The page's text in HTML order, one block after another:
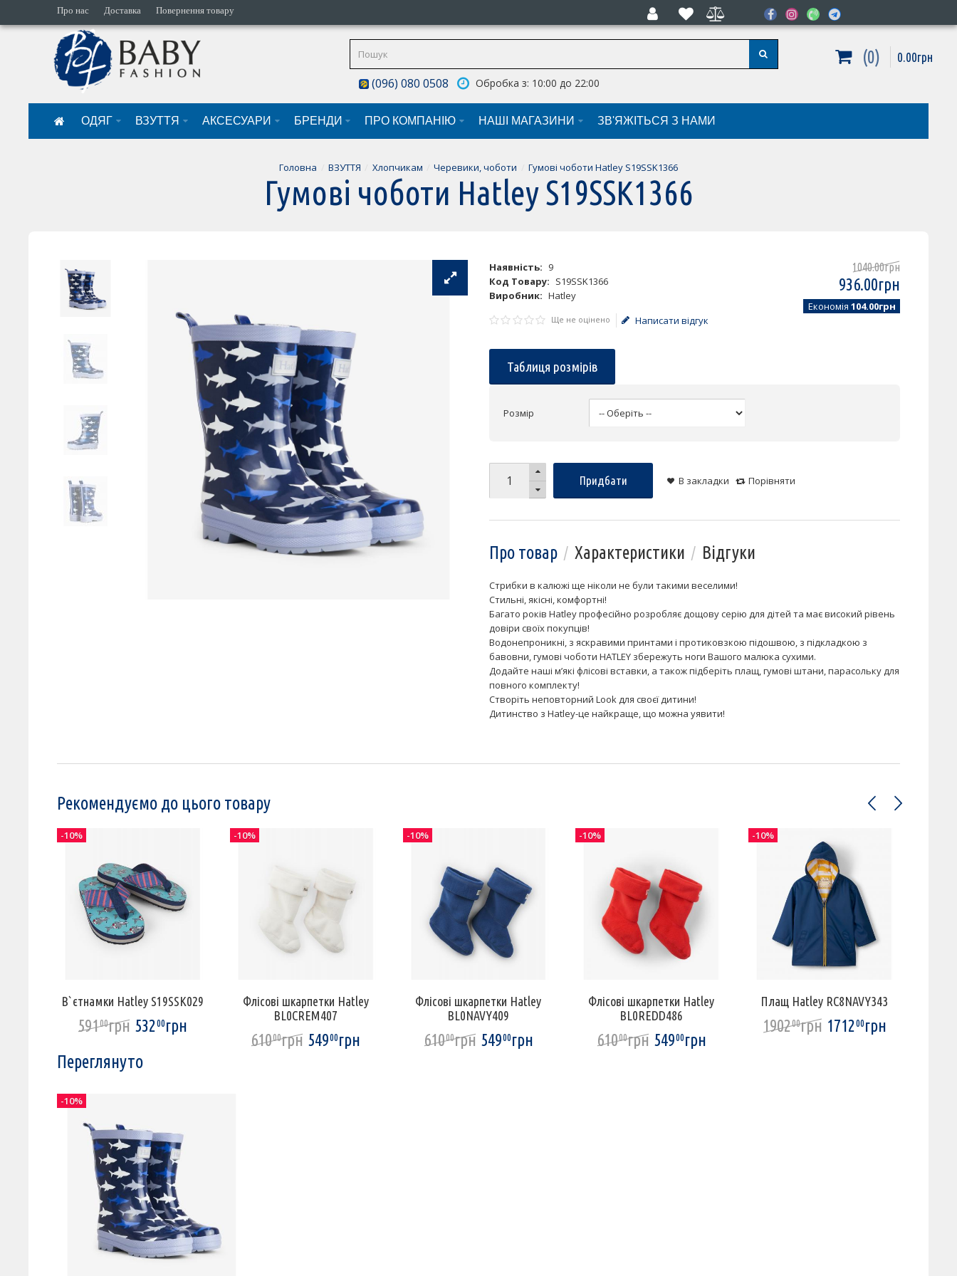
Про нас Доставка Повернення товару
(096) 080 0508 Обробка з: 10:00 до 22:00
0 0.00грн
ОДЯГ ВЗУТТЯ АКСЕСУАРИ БРЕНДИ ПРО КОМПАНІЮ НАШI МАГАЗИНИ ЗВ'ЯЖІТЬСЯ З НАМИ
Головна ВЗУТТЯ Хлопчикам Черевики, чоботи Гумові чоботи Hatley S19SSK1366
Гумові чоботи Hatley S19SSK1366
Наявність: 9
Код Товару: S19SSK1366
Виробник: Hatley
1040.00грн
936.00грн
Економія 104.00грн
Ще не оцінено Написати відгук
Таблиця розмірів
Розмір
Придбати В закладки Порівняти
Про товар Характеристики Відгуки
Стрибки в калюжі ще ніколи не були такими веселими!
Стильні, якісні, комфортні!
Багато років Hatley професійно розробляє дощову серію для дітей та має високий рівень
довіри своїх покупців!
Водонепроникні, з яскравими принтами і протиковзкою підошвою, з підкладкою з
бавовни, гумові чоботи HATLEY збережуть ноги Вашого малюка сухими.
Додайте наші м’які флісові вставки, а також підберіть плащ, гумові штани, парасольку для
повного комплекту!
Створіть неповторний Look для своєї дитини!
Дитинство з Hatley-це найкраще, що можна уявити!
Рекомендуємо до цього товару
В`єтнамки Hatley S19SSK029
59100грн 53200грн
-10%
Флісові шкарпетки Hatley
BL0CREM407
61000грн 54900грн
-10%
Флісові шкарпетки Hatley
BL0NAVY409
61000грн 54900грн
-10%
Флісові шкарпетки Hatley
BL0REDD486
61000грн 54900грн
-10%
Плащ Hatley RC8NAVY343
190200грн 171200грн
-10%
Переглянуто
-10%